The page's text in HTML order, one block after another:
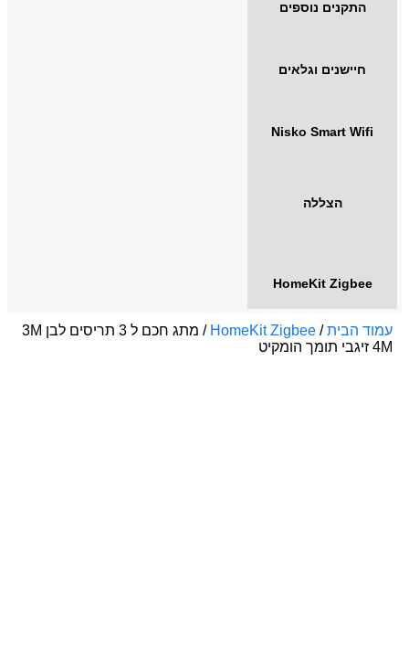
התקנים נוספים
חיישנים וגלאים
Nisko Smart Wifi
הצללה
HomeKit Zigbee
עמוד הבית/
HomeKit Zigbee
/ מתג חכם ל 3 תריסים לבן 3M
4M זיגבי תומך הומקיט